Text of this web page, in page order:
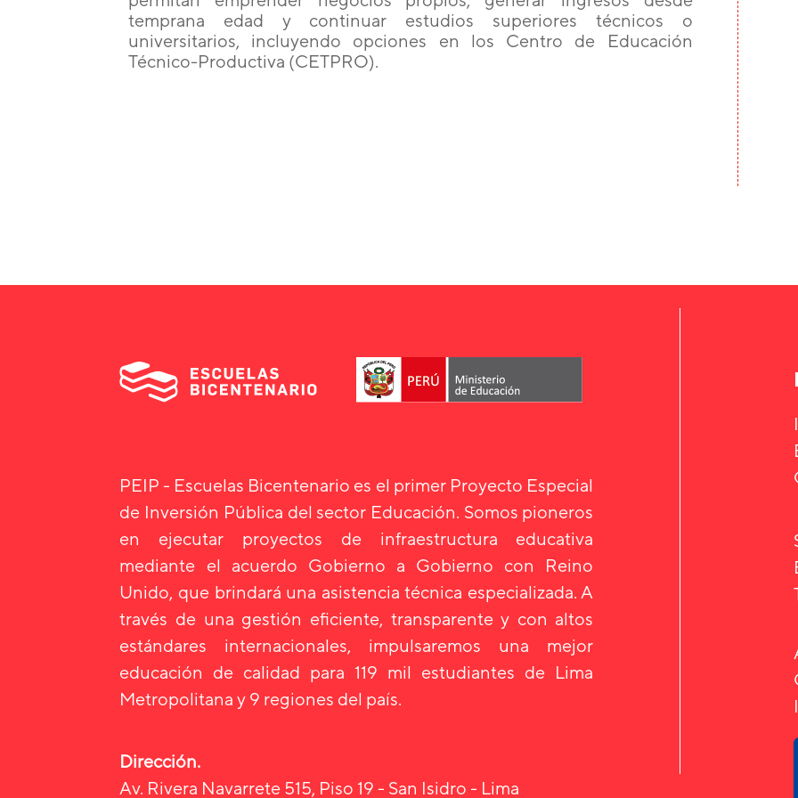
temprana edad y continuar estudios superiores técnicos o
universitarios, incluyendo opciones en los Centro de Educación
Técnico-Productiva (CETPRO).
PEIP - Escuelas Bicentenario es el primer Proyecto Especial
de Inversión Pública del sector Educación. Somos pioneros
en ejecutar proyectos de infraestructura educativa
mediante el acuerdo Gobierno a Gobierno con Reino
Unido, que brindará una asistencia técnica especializada. A
través de una gestión eficiente, transparente y con altos
estándares internacionales, impulsaremos una mejor
educación de calidad para 119 mil estudiantes de Lima
Metropolitana y 9 regiones del país.
Dirección.
Av. Rivera Navarrete 515, Piso 19 - San Isidro - Lima